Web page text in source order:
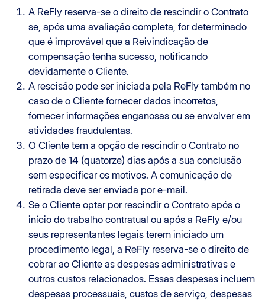
A ReFly reserva-se o direito de rescindir o Contrato
se, após uma avaliação completa, for determinado
que é improvável que a Reivindicação de
compensação tenha sucesso, notificando
devidamente o Cliente.
A rescisão pode ser iniciada pela ReFly também no
caso de o Cliente fornecer dados incorretos,
fornecer informações enganosas ou se envolver em
atividades fraudulentas.
O Cliente tem a opção de rescindir o Contrato no
prazo de 14 (quatorze) dias após a sua conclusão
sem especificar os motivos. A comunicação de
retirada deve ser enviada por e-mail.
Se o Cliente optar por rescindir o Contrato após o
início do trabalho contratual ou após a ReFly e/ou
seus representantes legais terem iniciado um
procedimento legal, a ReFly reserva-se o direito de
cobrar ao Cliente as despesas administrativas e
outros custos relacionados. Essas despesas incluem
despesas processuais, custos de serviço, despesas